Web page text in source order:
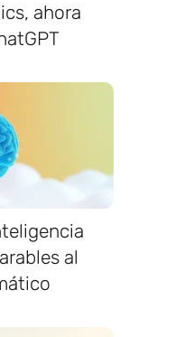
ahora
al